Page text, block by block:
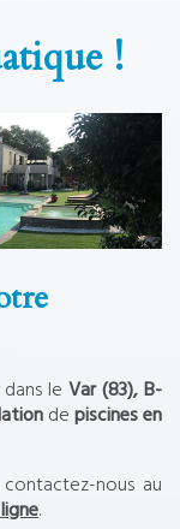
!
le Var (83), B-
depiscines en
nous au
.